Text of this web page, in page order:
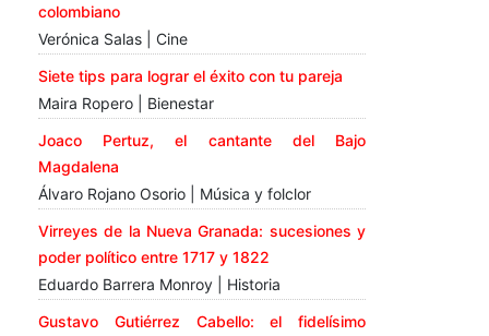
colombiano
Verónica Salas | Cine
Siete tips para lograr el éxito con tu pareja
Maira Ropero | Bienestar
Joaco Pertuz, el cantante del Bajo
Magdalena
Álvaro Rojano Osorio | Música y folclor
Virreyes de la Nueva Granada: sucesiones y
poder político entre 1717 y 1822
Eduardo Barrera Monroy | Historia
Gustavo Gutiérrez Cabello: el fidelísimo